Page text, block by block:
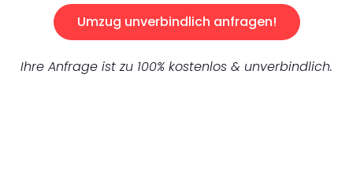
Umzug unverbindlich anfragen!
Ihre Anfrage ist zu 100% kostenlos & unverbindlich.